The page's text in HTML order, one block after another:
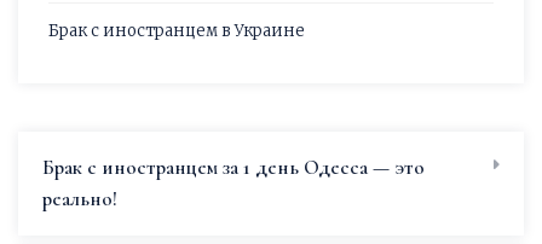
Брак с иностранцем в Украине
Брак с иностранцем за 1 день Одесса — это
реально!